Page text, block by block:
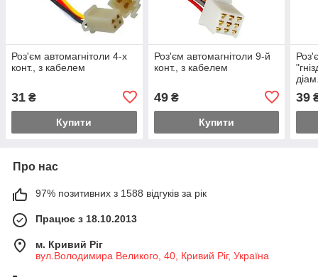
Роз'єм автомагнітоли 4-х
конт., з кабелем
31 ₴
Купити
Роз'єм автомагнітоли 9-й
конт., з кабелем
49₴
Купити
39
Про нас
97% позитивних з 1588 відгуків за рік
Працює з 18.10.2013
м. Кривий Ріг
вул.Володимира Великого, 40, Кривий Ріг, Україна